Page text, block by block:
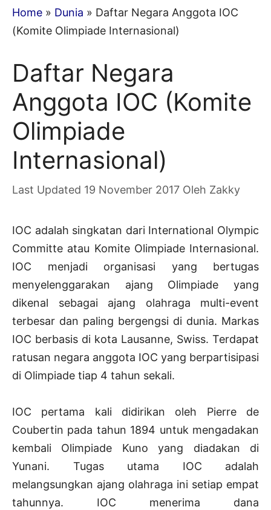
Home » Dunia » Daftar Negara Anggota IOC
(Komite Olimpiade Internasional)
Daftar Negara
Anggota IOC (Komite
Olimpiade
Internasional)
19 November 2017 Oleh Zakky
IOC adalah singkatan dari International Olympic
Committe atau Komite Olimpiade Internasional.
IOC menjadi organisasi yang bertugas
menyelenggarakan ajang Olimpiade yang
dikenal sebagai ajang olahraga multi-event
terbesar dan paling bergengsi di dunia. Markas
IOC berbasis di kota Lausanne, Swiss. Terdapat
ratusan negara anggota IOC yang berpartisipasi
di Olimpiade tiap 4 tahun sekali.
IOC pertama kali didirikan oleh Pierre de
Coubertin pada tahun 1894 untuk mengadakan
kembali Olimpiade Kuno yang diadakan di
Yunani. Tugas utama IOC adalah
melangsungkan ajang olahraga ini setiap empat
tahunnya. IOC menerima dana